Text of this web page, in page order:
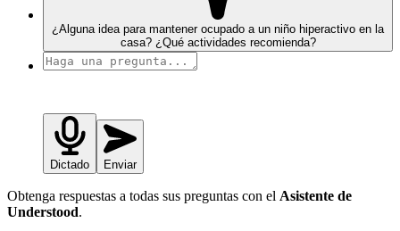
¿Alguna idea para mantener ocupado a un niño hiperactivo en la
casa? ¿Qué actividades recomienda?
Dictado Enviar
Obtenga respuestas a todas sus preguntas con el Asistente de
Understood.